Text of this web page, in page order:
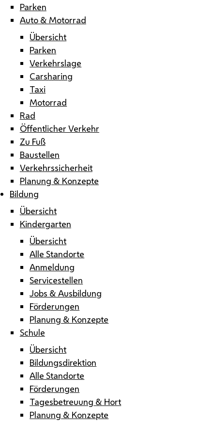
Parken
Auto & Motorrad
Übersicht
Parken
Verkehrslage
Carsharing
Taxi
Motorrad
Rad
Öffentlicher Verkehr
Zu Fuß
Baustellen
Verkehrssicherheit
Planung & Konzepte
Bildung
Übersicht
Kindergarten
Übersicht
Alle Standorte
Anmeldung
Servicestellen
Jobs & Ausbildung
Förderungen
Planung & Konzepte
Schule
Übersicht
Bildungsdirektion
Alle Standorte
Förderungen
Tagesbetreuung & Hort
Planung & Konzepte